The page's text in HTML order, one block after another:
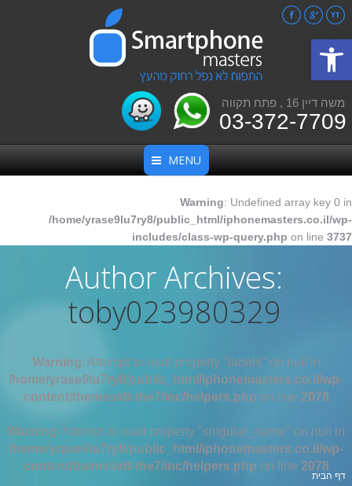
פתח סרגל נגישות
משה דיין 16 , פתח תקווה
03-372-7709
FacebookGoogle+
YouTube
MENU
Warning: Undefined array key 0 in
/home/yrase9lu7ry8/public_html/iphonemasters.co.il/wp-
includes/class-wp-query.php on line 3737
Author Archives:
toby023980329
Warning: Attempt to read property "labels" on null in
/home/yrase9lu7ry8/public_html/iphonemasters.co.il/wp-
content/themes/dt-the7/inc/helpers.php on line 2078
Warning: Attempt to read property "singular_name" on null in
/home/yrase9lu7ry8/public_html/iphonemasters.co.il/wp-
content/themes/dt-the7/inc/helpers.php on line 2078
אתה כאן:
דף הבית